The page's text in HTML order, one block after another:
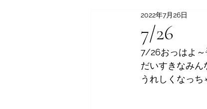
7/26
2022年7月26日
7/26おっはよ～
だいすきなみん
うれしくなっち